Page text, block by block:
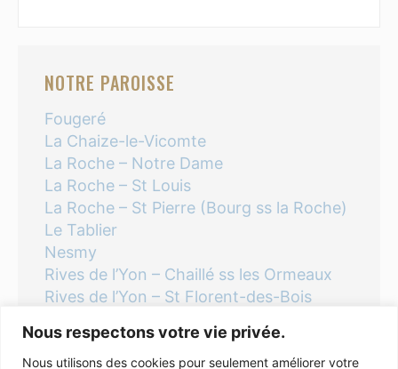
Nous respectons votre vie privée.
Nous utilisons des cookies pour seulement améliorer votre
NOTRE PAROISSE
Fougeré
La Chaize-le-Vicomte
La Roche – Notre Dame
La Roche – St Louis
La Roche – St Pierre (Bourg ss la Roche)
Le Tablier
Nesmy
Rives de l’Yon – Chaillé ss les Ormeaux
Rives de l’Yon – St Florent-des-Bois